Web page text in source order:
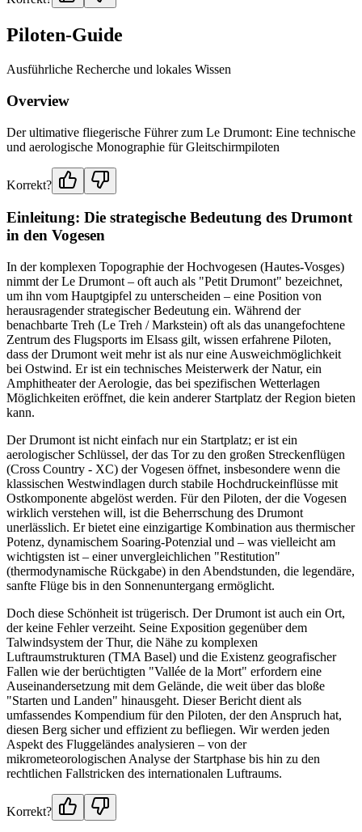
Piloten-Guide
Ausführliche Recherche und lokales Wissen
Overview
Der ultimative fliegerische Führer zum Le Drumont: Eine technische
und aerologische Monographie für Gleitschirmpiloten
Korrekt?
Einleitung: Die strategische Bedeutung des Drumont
in den Vogesen
In der komplexen Topographie der Hochvogesen (Hautes-Vosges)
nimmt der Le Drumont – oft auch als "Petit Drumont" bezeichnet,
um ihn vom Hauptgipfel zu unterscheiden – eine Position von
herausragender strategischer Bedeutung ein. Während der
benachbarte Treh (Le Treh / Markstein) oft als das unangefochtene
Zentrum des Flugsports im Elsass gilt, wissen erfahrene Piloten,
dass der Drumont weit mehr ist als nur eine Ausweichmöglichkeit
bei Ostwind. Er ist ein technisches Meisterwerk der Natur, ein
Amphitheater der Aerologie, das bei spezifischen Wetterlagen
Möglichkeiten eröffnet, die kein anderer Startplatz der Region bieten
kann.
Der Drumont ist nicht einfach nur ein Startplatz; er ist ein
aerologischer Schlüssel, der das Tor zu den großen Streckenflügen
(Cross Country - XC) der Vogesen öffnet, insbesondere wenn die
klassischen Westwindlagen durch stabile Hochdruckeinflüsse mit
Ostkomponente abgelöst werden. Für den Piloten, der die Vogesen
wirklich verstehen will, ist die Beherrschung des Drumont
unerlässlich. Er bietet eine einzigartige Kombination aus thermischer
Potenz, dynamischem Soaring-Potenzial und – was vielleicht am
wichtigsten ist – einer unvergleichlichen "Restitution"
(thermodynamische Rückgabe) in den Abendstunden, die legendäre,
sanfte Flüge bis in den Sonnenuntergang ermöglicht.
Doch diese Schönheit ist trügerisch. Der Drumont ist auch ein Ort,
der keine Fehler verzeiht. Seine Exposition gegenüber dem
Talwindsystem der Thur, die Nähe zu komplexen
Luftraumstrukturen (TMA Basel) und die Existenz geografischer
Fallen wie der berüchtigten "Vallée de la Mort" erfordern eine
Auseinandersetzung mit dem Gelände, die weit über das bloße
"Starten und Landen" hinausgeht. Dieser Bericht dient als
umfassendes Kompendium für den Piloten, der den Anspruch hat,
diesen Berg sicher und effizient zu befliegen. Wir werden jeden
Aspekt des Fluggeländes analysieren – von der
mikrometeorologischen Analyse der Startphase bis hin zu den
rechtlichen Fallstricken des internationalen Luftraums.
Korrekt?